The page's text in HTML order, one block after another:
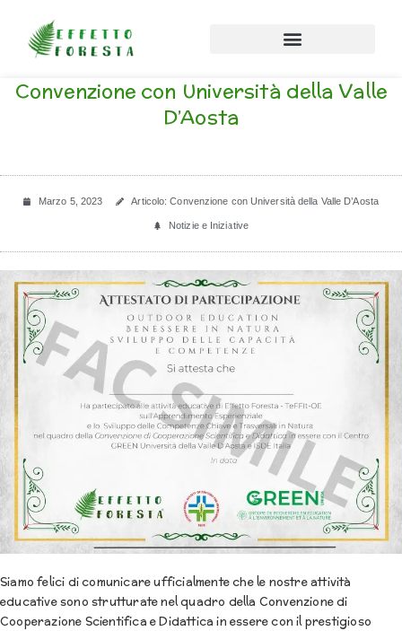
Convenzione con Università della Valle
D’Aosta
Marzo 5, 2023 Articolo: Convenzione con Università della Valle D’Aosta
Notizie e Iniziative
Siamo felici di comunicare ufficialmente che le nostre attività
educative sono strutturate nel quadro della Convenzione di
Cooperazione Scientifica e Didattica in essere con il prestigioso